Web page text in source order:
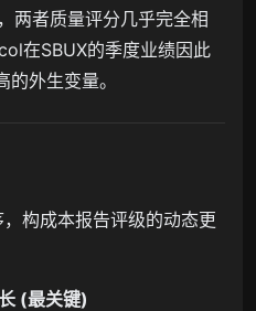
两者质量评分几乎完全相
在SBUX的季度业绩因此
外生变量。
构成本报告评级的动态更
(最关键)